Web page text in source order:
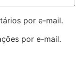
por e-mail.
por e-mail.